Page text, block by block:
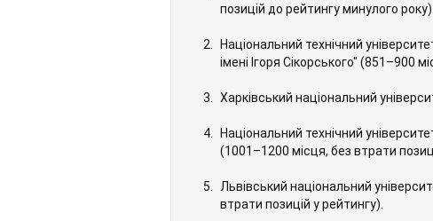
позицій до рейтингу минулого року).
Національний технічний
імені Ігоря Сікорського" (851–900
Харківський національний
Національний технічний
(1001–1200 місця, без втрати
Львівський національний
втрати позицій у рейтингу).